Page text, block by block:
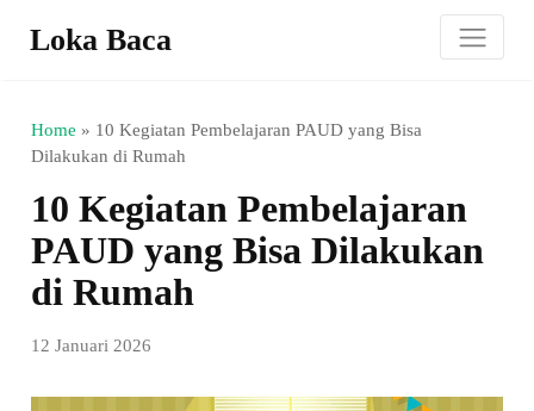
Loka Baca
Home » 10 Kegiatan Pembelajaran PAUD yang Bisa
Dilakukan di Rumah
10 Kegiatan Pembelajaran
PAUD yang Bisa Dilakukan
di Rumah
12 Januari 2026